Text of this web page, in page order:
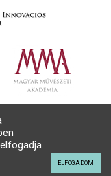
ELFOGADOM